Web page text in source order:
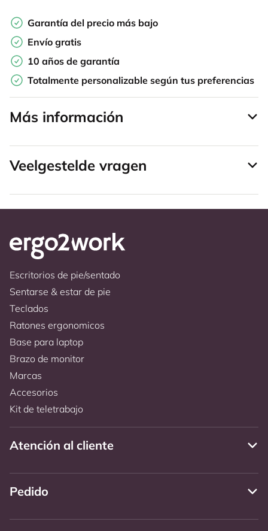
Garantía del precio más bajo
Envío gratis
10 años de garantía
Totalmente personalizable según tus preferencias
Más información
Veelgestelde vragen
Escritorios de pie/sentado
Sentarse & estar de pie
Teclados
Ratones ergonomicos
Base para laptop
Brazo de monitor
Marcas
Accesorios
Kit de teletrabajo
Atención al cliente
Pedido